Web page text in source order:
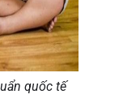
quốc tế